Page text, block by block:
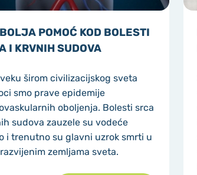
POMOĆ KOD BOLESTI
I KRVNIH SUDOVA
veku širom civilizacijskog sveta
smo prave epidemije
oboljenja. Bolesti srca
sudova zauzele su vodeće
i trenutno su glavni uzrok smrti u
zemljama sveta.